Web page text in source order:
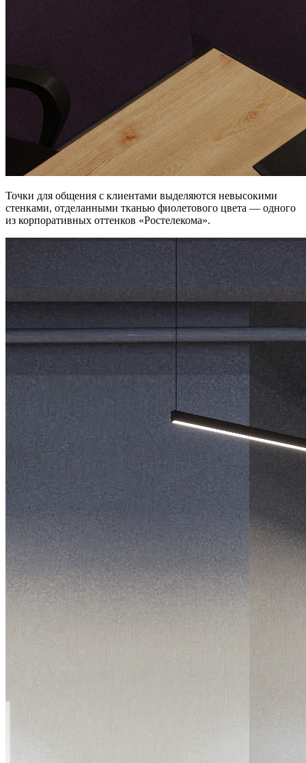
Точки для общения с клиентами выделяются невысокими
стенками, отделанными тканью фиолетового цвета — одного
из корпоративных оттенков «Ростелекома».